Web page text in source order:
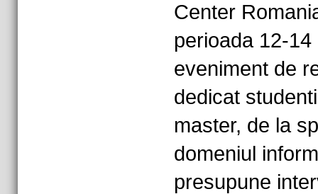
Center
perioada 12-
eveniment de
dedicat
master, de la
domeniul
presupune